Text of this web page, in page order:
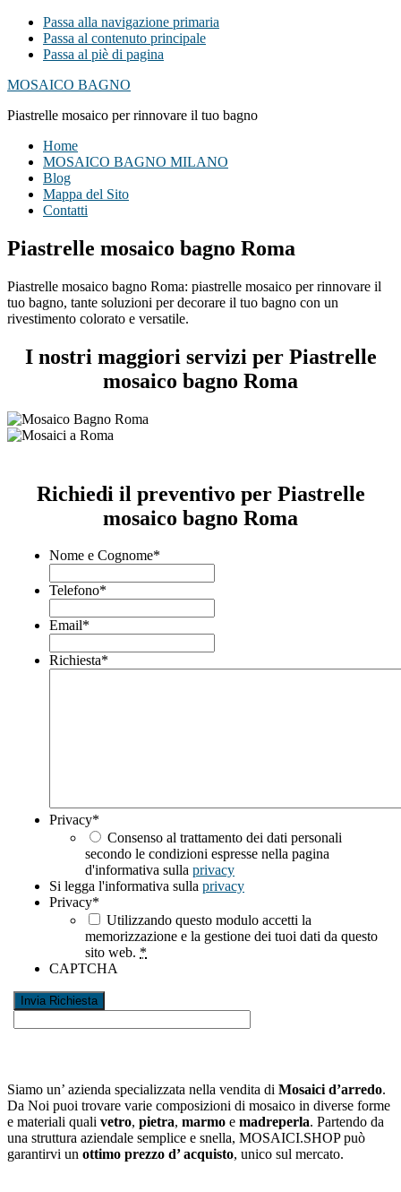
Passa alla navigazione primaria
Passa al contenuto principale
Passa al piè di pagina
MOSAICO BAGNO
Piastrelle mosaico per rinnovare il tuo bagno
Home
MOSAICO BAGNO MILANO
Blog
Mappa del Sito
Contatti
Piastrelle mosaico bagno Roma
Piastrelle mosaico bagno Roma: piastrelle mosaico per rinnovare il
tuo bagno, tante soluzioni per decorare il tuo bagno con un
rivestimento colorato e versatile.
I nostri maggiori servizi per Piastrelle
mosaico bagno Roma
Richiedi il preventivo per Piastrelle
mosaico bagno Roma
Nome e Cognome*
Telefono*
Email*
Richiesta*
Privacy*
Consenso al trattamento dei dati personali
secondo le condizioni espresse nella pagina
d'informativa sulla privacy
Si legga l'informativa sulla privacy
Privacy*
Utilizzando questo modulo accetti la
memorizzazione e la gestione dei tuoi dati da questo
sito web. *
CAPTCHA
Siamo un’ azienda specializzata nella vendita di Mosaici d’arredo.
Da Noi puoi trovare varie composizioni di mosaico in diverse forme
e materiali quali vetro, pietra, marmo e madreperla. Partendo da
una struttura aziendale semplice e snella, MOSAICI.SHOP può
garantirvi un ottimo prezzo d’ acquisto, unico sul mercato.